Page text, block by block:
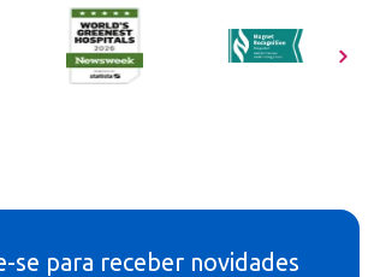
se para receber novidades